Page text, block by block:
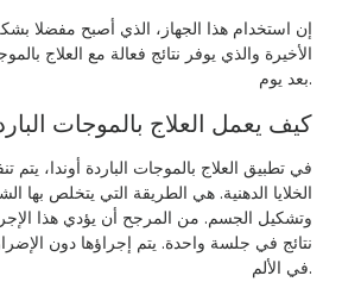
إن استخدام هذا الجهاز، الذي أصبح مفضلا
الأخيرة والذي يوفر نتائج فعالة مع العلاج
بعد يوم.
كيف يعمل العلاج بالموجات
في تطبيق العلاج بالموجات الباردة أوندا،
الخلايا الدهنية. هي الطريقة التي يتخلص
وتشكيل الجسم. من المرجح أن يؤدي هذا
نتائج في جلسة واحدة. يتم إجراؤها دون
في الألم.